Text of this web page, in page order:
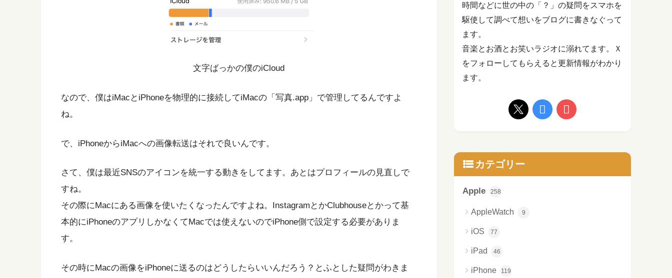
文字ばっかの僕のiCloud
なので、僕はiMacとiPhoneを物理的に接続してiMacの「写真.app」で管理してるんですよ
ね。
で、iPhoneからiMacへの画像転送はそれで良いんです。
さて、僕は最近SNSのアイコンを統一する動きをしてます。あとはプロフィールの見直しで
すね。
その際にMacにある画像を使いたくなったんですよね。InstagramとかClubhouseとかって基
本的にiPhoneのアプリしかなくてMacでは使えないのでiPhone側で設定する必要がありま
す。
その時にMacの画像をiPhoneに送るのはどうしたらいいんだろう？とふとした疑問がわきま
時間などに世の中の「？」の疑問をスマホを
駆使して調べて想いをブログに書きなぐって
ます。
音楽とお酒とお笑いラジオに溺れてます。Ｘ
をフォローしてもらえると更新情報がわかり
ます。
カテゴリー
Apple 258
AppleWatch 9
iOS 77
iPad 46
iPhone 119